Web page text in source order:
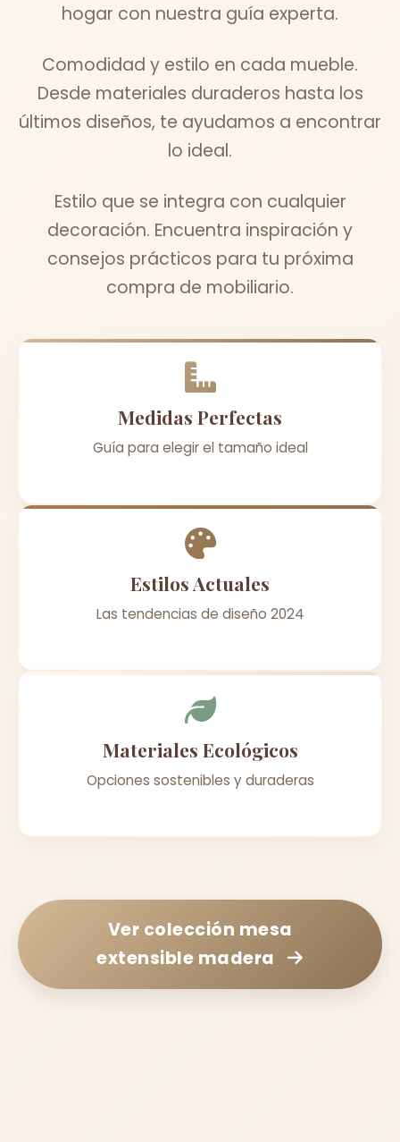
hogar con nuestra guía experta.
Comodidad y estilo en cada mueble.
Desde materiales duraderos hasta los
últimos diseños, te ayudamos a encontrar
lo ideal.
Estilo que se integra con cualquier
decoración. Encuentra inspiración y
consejos prácticos para tu próxima
compra de mobiliario.
Medidas Perfectas
Guía para elegir el tamaño ideal
Estilos Actuales
Las tendencias de diseño 2024
Materiales Ecológicos
Opciones sostenibles y duraderas
Ver colección mesa
extensible madera